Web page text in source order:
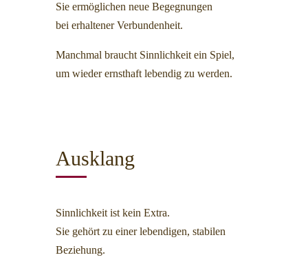
Sie ermöglichen neue Begegnungen
bei erhaltener Verbundenheit.
Manchmal braucht Sinnlichkeit ein Spiel,
um wieder ernsthaft lebendig zu werden.
Ausklang
Sinnlichkeit ist kein Extra.
Sie gehört zu einer lebendigen, stabilen
Beziehung.